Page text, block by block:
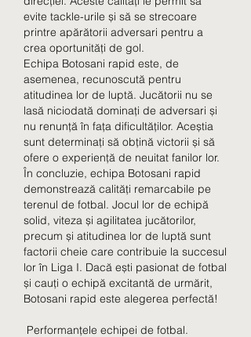
evite tackle-urile și să se strecoare
printre apărătorii adversari pentru a
crea oportunități de gol.
Echipa Botosani rapid este, de
asemenea, recunoscută pentru
atitudinea lor de luptă. Jucătorii nu se
lasă niciodată dominați de adversari și
nu renunță în fața dificultăților. Aceștia
sunt determinați să obțină victorii și să
ofere o experiență de neuitat fanilor lor.
În concluzie, echipa Botosani rapid
demonstrează calități remarcabile pe
terenul de fotbal. Jocul lor de echipă
solid, viteza și agilitatea jucătorilor,
precum și atitudinea lor de luptă sunt
factorii cheie care contribuie la succesul
lor în Liga I. Dacă ești pasionat de fotbal
și cauți o echipă excitantă de urmărit,
Botosani rapid este alegerea perfectă!